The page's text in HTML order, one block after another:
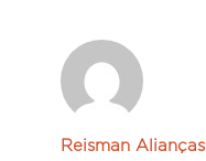
Reisman Alianças